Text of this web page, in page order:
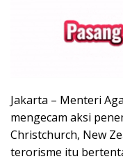
Jakarta – Menteri
mengecam aksi
Christchurch, New
terorisme itu